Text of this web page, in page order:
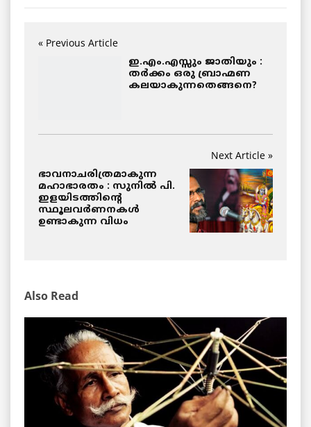
« Previous Article
ഇ.എം.എസ്സും ജാതിയും :
തര്‍ക്കം ഒരു ബ്രാഹ്മണ
കലയാകുന്നതെങ്ങനെ?
Next Article »
ഭാവനാചരിത്രമാകുന്ന
മഹാഭാരതം : സുനില്‍ പി.
ഇളയിടത്തിന്‍റെ
സ്ഥൂലവര്‍ണനകള്‍
ഉണ്ടാകുന്ന വിധം
Also Read